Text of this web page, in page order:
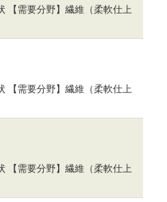
【需要分野】繊維（柔軟仕上
【需要分野】繊維（柔軟仕上
【需要分野】繊維（柔軟仕上